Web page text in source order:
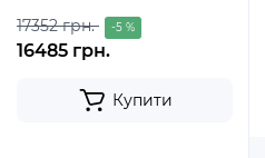
17352 грн. -5 %
16485 грн.
Купити